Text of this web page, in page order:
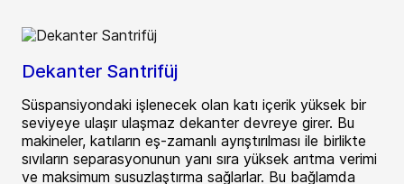
Dekanter Santrifüj
Süspansiyondaki işlenecek olan katı içerik yüksek bir
seviyeye ulaşır ulaşmaz dekanter devreye girer. Bu
makineler, katıların eş-zamanlı ayrıştırılması ile birlikte
sıvıların separasyonunun yanı sıra yüksek arıtma verimi
ve maksimum susuzlaştırma sağlarlar. Bu bağlamda